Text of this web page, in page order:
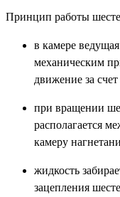
Принцип работы
в камере
механическим
движение за
при вращении
располагается
камеру
жидкость
зацепления